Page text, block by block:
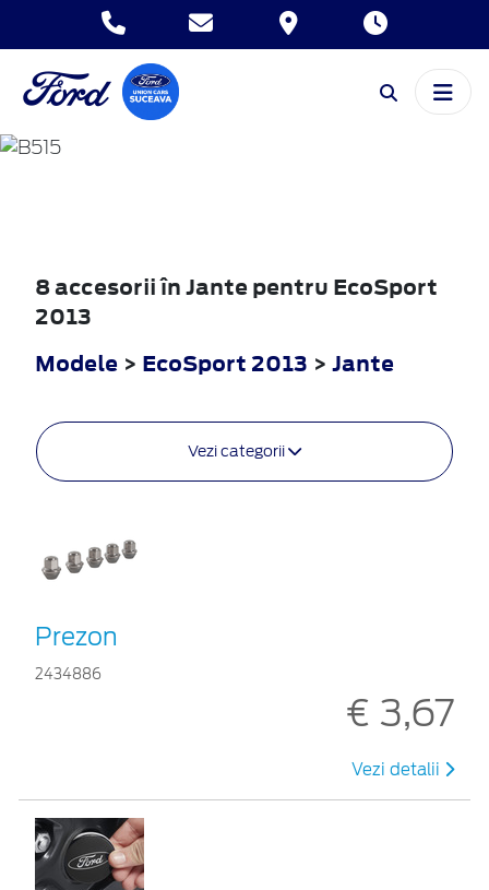
ECOSPORT
8 accesorii în Jante pentru EcoSport
2013
Modele > EcoSport 2013 > Jante
Vezi categorii
Prezon
2434886
€ 3,67
Vezi detalii